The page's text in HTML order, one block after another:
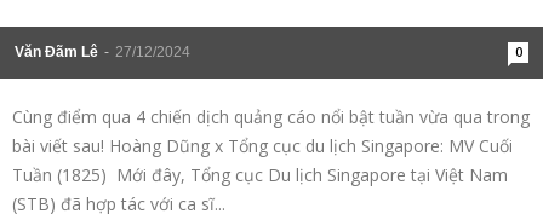
4 chiến dịch nổi bật tuần qua: Nam ca sĩ